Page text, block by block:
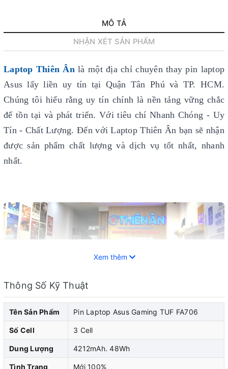
MÔ TẢ
NHẬN XÉT SẢN PHẨM
Laptop Thiên Ânlà một địa chỉ chuyên thay pin laptop
Asus lấy liền uy tín tại Quận Tân Phú và TP. HCM.
Chúng tôi hiểu rằng uy tín chính là nền tảng vững chắc
để tồn tại và phát triển. Với tiêu chí Nhanh Chóng - Uy
Tín - Chất Lượng. Đến với Laptop Thiên Ân bạn sẽ nhận
được sản phẩm chất lượng và dịch vụ tốt nhất, nhanh
nhất.
Xem thêm
Thông Số Kỹ Thuật
Tên Sản Phẩm Pin Laptop Asus Gaming TUF FA706
Số Cell 3 Cell
Dung Lượng 4212mAh. 48Wh
Tình Trạng Mới 100%